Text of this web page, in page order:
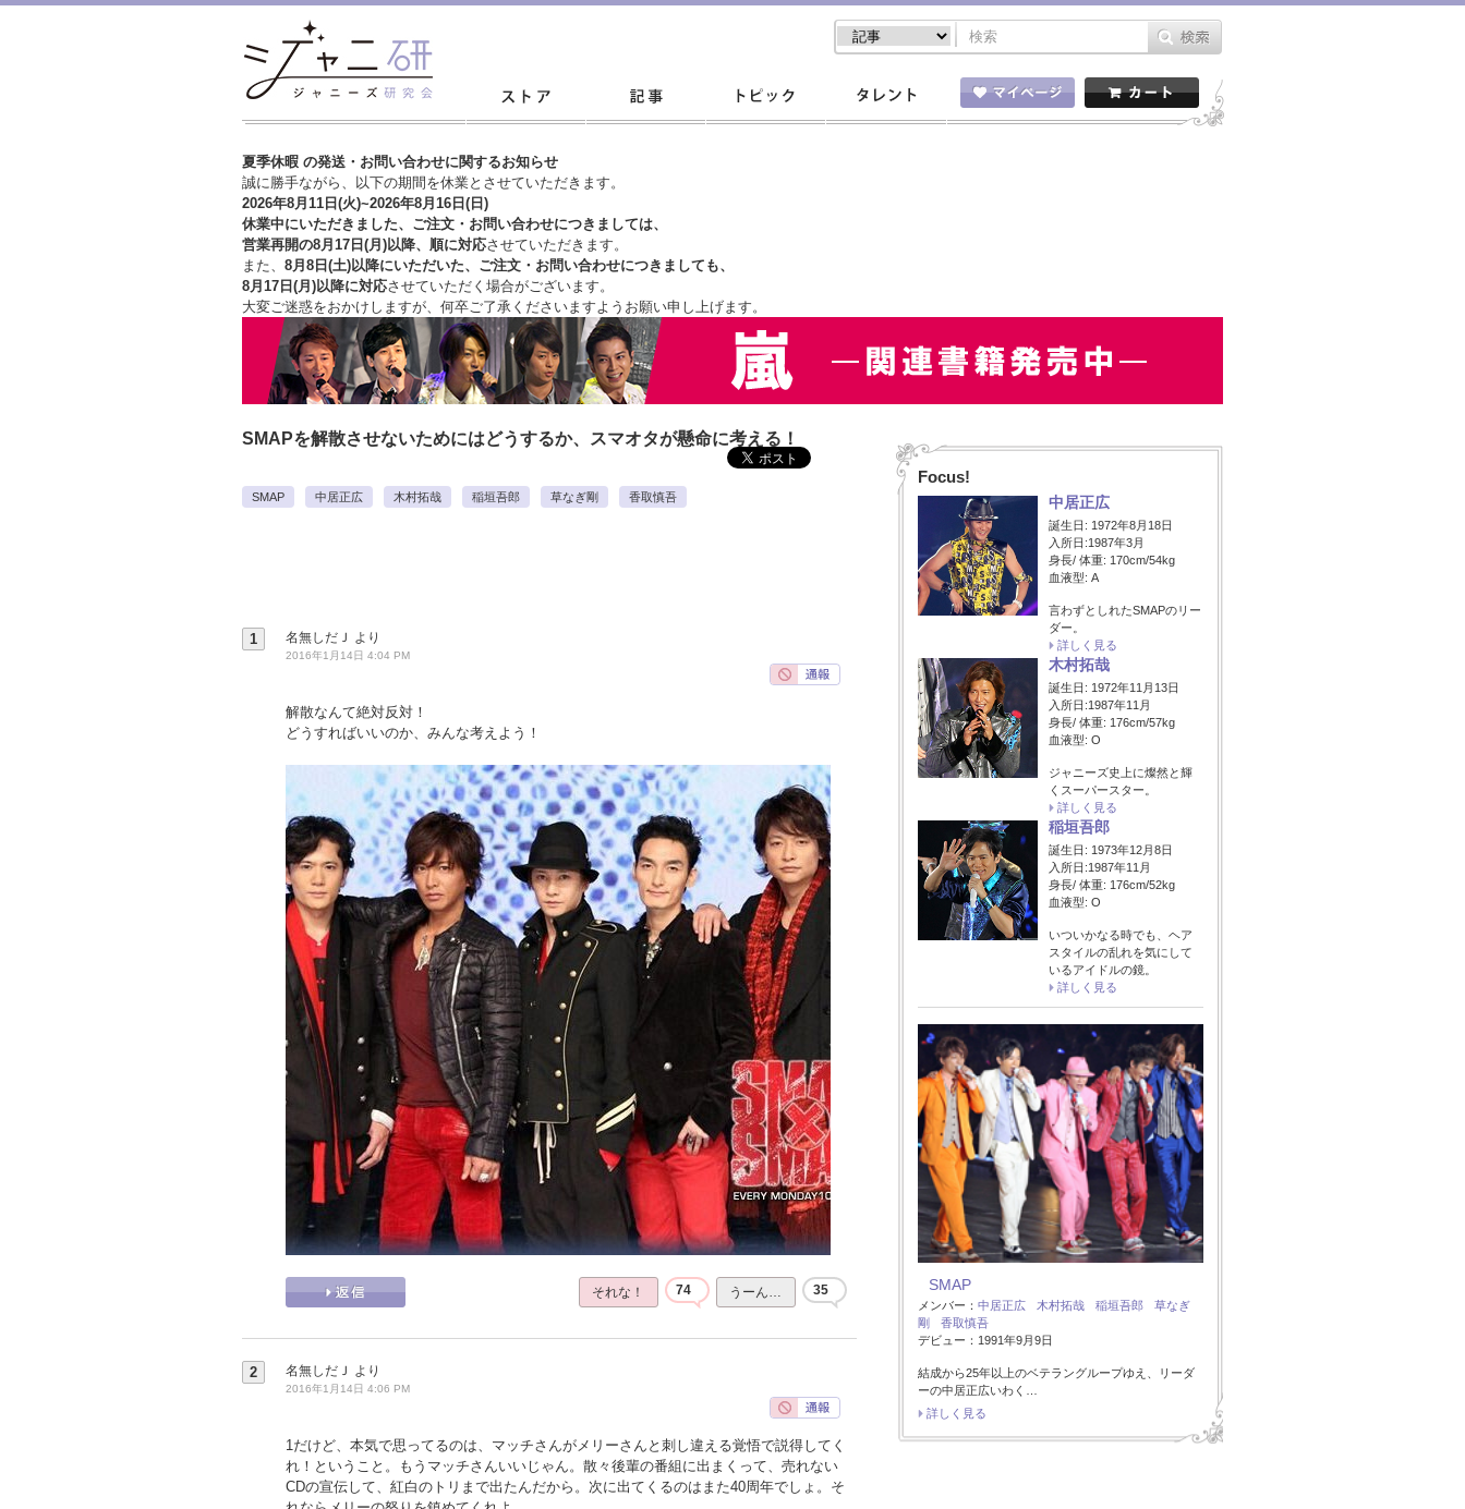
夏季休暇 の発送・お問い合わせに関するお知らせ
誠に勝手ながら、以下の期間を休業とさせていただきます。
2026年8月11日(火)~2026年8月16日(日)
休業中にいただきました、ご注文・お問い合わせにつきましては、
営業再開の8月17日(月)以降、順に対応させていただきます。
また、 8月8日(土)以降にいただいた、ご注文・ お問い合わせにつきましても、
8月17日(月)以降に対応させていただく場合がございます。
大変ご迷惑をおかけしますが、 何卒ご了承くださいますようお願い申し上げます。
SMAPを解散させないためにはどうするか、スマオタが懸命に考える！
SMAP 中居正広 木村拓哉 稲垣吾郎 草なぎ剛 香取慎吾
1 名無しだＪ より
2016年1月14日 4:04 PM
解散なんて絶対反対！
どうすればいいのか、みんな考えよう！
それな！ 74 うーん… 35
2 名無しだＪ より
2016年1月14日 4:06 PM
1だけど、本気で思ってるのは、マッチさんがメリーさんと刺し違える覚悟で説得してく
れ！ということ。もうマッチさんいいじゃん。散々後輩の番組に出まくって、売れない
CDの宣伝して、紅白のトリまで出たんだから。次に出てくるのはまた40周年でしょ。そ
Focus!
中居正広
誕生日: 1972年8月18日
入所日:1987年3月
身長/ 体重: 170cm/54kg
血液型: A
言わずとしれたSMAPのリー
ダー。
詳しく見る
木村拓哉
誕生日: 1972年11月13日
入所日:1987年11月
身長/ 体重: 176cm/57kg
血液型: O
ジャニーズ史上に燦然と輝
くスーパースター。
詳しく見る
稲垣吾郎
誕生日: 1973年12月8日
入所日:1987年11月
身長/ 体重: 176cm/52kg
血液型: O
いついかなる時でも、ヘア
スタイルの乱れを気にして
いるアイドルの鏡。
詳しく見る
SMAP
メンバー： 中居正広 木村拓哉 稲垣吾郎
草なぎ
剛
香取慎吾
デビュー：1991年9月9日
結成から25年以上のベテラングループゆえ、リーダ
ーの中居正広いわく…
詳しく見る